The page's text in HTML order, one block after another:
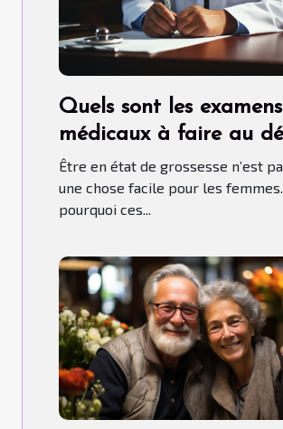
Quels sont les examens
médicaux à faire au
d’une grossesse ?
Être en état de grossesse n’est
une chose facile pour les
pourquoi ces...